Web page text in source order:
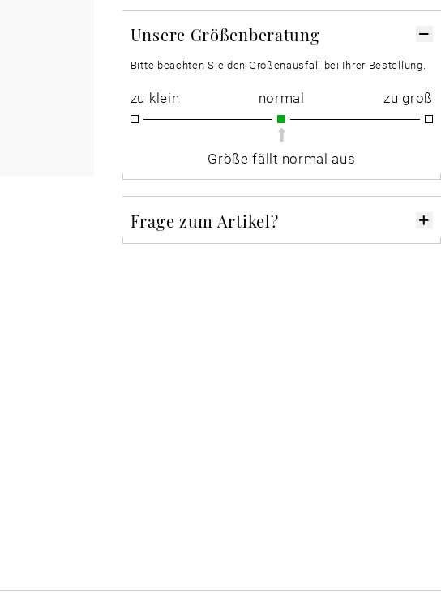
Unsere Größenberatung
Bitte beachten Sie den Größenausfall bei Ihrer Bestellung.
zu klein normal zu groß
Größe fällt normal aus
Frage zum Artikel?